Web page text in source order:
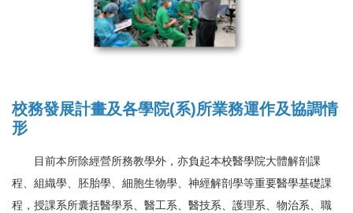
校務發展計畫及各學院(系)所業務運作及協調情
形
目前本所除經營所務教學外，亦負起本校醫學院大體解剖課
程、組織學、胚胎學、細胞生物學、神經解剖學等重要醫學基礎課
程，授課系所囊括醫學系、醫工系、醫技系、護理系、物治系、職